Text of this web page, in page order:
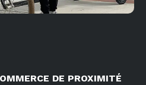
DE PROXIMITÉ